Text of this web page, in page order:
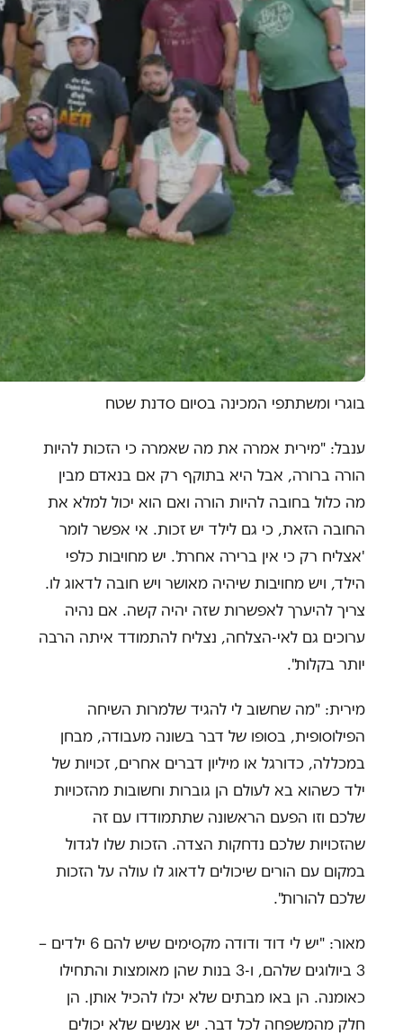
בוגרי ומשתתפי המכינה בסיום סדנת שטח
ענבל: "מירית אמרה את מה שאמרה כי הזכות להיות
הורה ברורה, אבל היא בתוקף רק אם בנאדם מבין
מה כלול בחובה להיות הורה ואם הוא יכול למלא את
החובה הזאת, כי גם לילד יש זכות. אי אפשר לומר
'אצליח רק כי אין ברירה אחרת'. יש מחויבות כלפי
הילד, ויש מחויבות שיהיה מאושר ויש חובה לדאוג לו.
צריך להיערך לאפשרות שזה יהיה קשה. אם נהיה
ערוכים גם לאי-הצלחה, נצליח להתמודד איתה הרבה
יותר בקלות".
מירית: "מה שחשוב לי להגיד שלמרות השיחה
הפילוסופית, בסופו של דבר בשונה מעבודה, מבחן
במכללה, כדורגל או מיליון דברים אחרים, זכויות של
ילד כשהוא בא לעולם הן גוברות וחשובות מהזכויות
שלכם וזו הפעם הראשונה שתתמודדו עם זה
שהזכויות שלכם נדחקות הצדה. הזכות שלו לגדול
במקום עם הורים שיכולים לדאוג לו עולה על הזכות
שלכם להורות".
מאור: "יש לי דוד ודודה מקסימים שיש להם 6 ילדים –
3 ביולוגים שלהם, ו-3 בנות שהן מאומצות והתחילו
כאומנה. הן באו מבתים שלא יכלו להכיל אותן. הן
חלק מהמשפחה לכל דבר. יש אנשים שלא יכולים